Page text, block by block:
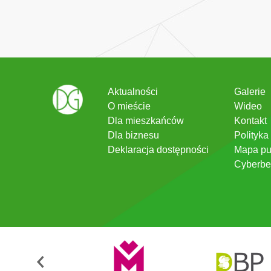
Aktualności
O mieście
Dla mieszkańców
Dla biznesu
Deklaracja dostępności
Galerie
Wideo
Kontakt
Mapa